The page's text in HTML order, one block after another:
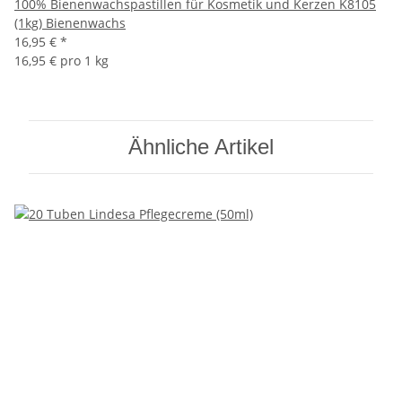
100% Bienenwachspastillen für Kosmetik und Kerzen K8105
(1kg) Bienenwachs
16,95 € *
16,95 € pro 1 kg
Ähnliche Artikel